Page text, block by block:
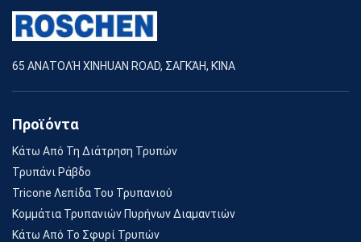
65 ΑΝΑΤΟΛΉ XINHUAN ROAD, ΣΑΓΚΆΗ, ΚΊΝΑ
Προϊόντα
Κάτω Από Τη Διάτρηση Τρυπών
Τρυπάνι Ράβδο
Tricone Λεπίδα Του Τρυπανιού
Κομμάτια Τρυπανιών Πυρήνων Διαμαντιών
Κάτω Από Το Σφυρί Τρυπών